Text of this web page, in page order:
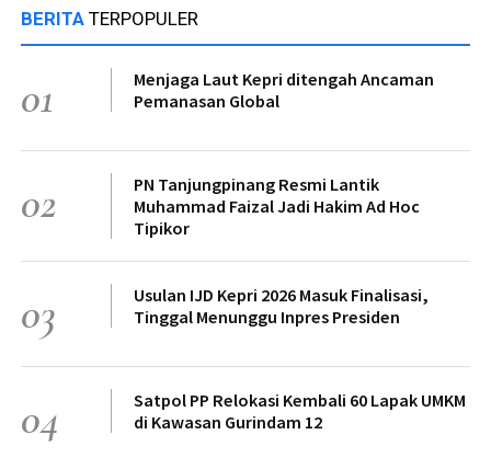
BERITA TERPOPULER
01
Menjaga Laut Kepri ditengah Ancaman
Pemanasan Global
02
PN Tanjungpinang Resmi Lantik
Muhammad Faizal Jadi Hakim Ad Hoc
Tipikor
03
Usulan IJD Kepri 2026 Masuk Finalisasi,
Tinggal Menunggu Inpres Presiden
04
Satpol PP Relokasi Kembali 60 Lapak UMKM
di Kawasan Gurindam 12